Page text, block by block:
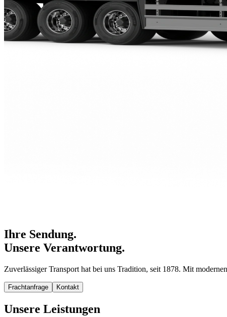
Ihre Sendung.
Unsere Verantwortung.
Zuverlässiger Transport hat bei uns Tradition, seit 1878. Mit
Frachtanfrage Kontakt
Unsere Leistungen